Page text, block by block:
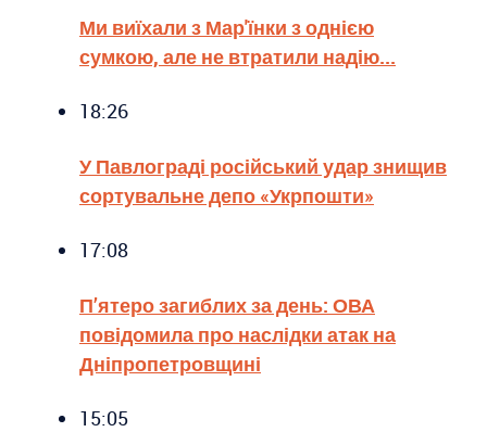
Ми виїхали з Мар'їнки з однією
сумкою, але не втратили надію...
18:26
У Павлограді російський удар знищив
сортувальне депо «Укрпошти»
17:08
П’ятеро загиблих за день: ОВА
повідомила про наслідки атак на
Дніпропетровщині
15:05